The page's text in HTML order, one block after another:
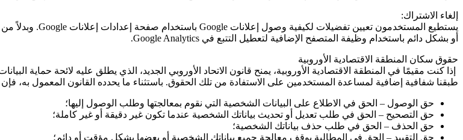
إلغاء الاشتراك:
يستطيع المستخدمون تعيين تفضيلات لكيفية وصول إعلانات Google باستخدام صفحة إعدادات إعلانات
Google. وبدلاً
أو بشكل دائم باستخدام وظيفة المتصفح الإضافية لتعطيل التتبع في Google Analytics
.
حقوق سكان المنطقة الاقتصادية الأوروبية
إذا كنت مقيمًا في المنطقة الاقتصادية الأوروبية، يمنح قانون الاتحاد الأوروبي الجديد، الذي يطلق عليه لائحة حماية
طبقنا شفافية إضافية لمساعدة المستخدمين على الاستفادة من تلك الحقوق. باستثناء ما يحدده القانون المعمول به،
حق الوصول – الحق في الاطلاع على البيانات الشخصية التي نقوم بمعالجتها وطلب الوصول إليها؛
حق التصحيح – الحق في طلب تعديل أو تحديث بياناتك الشخصية عندما تكون غير دقيقة أو غير كاملة؛
حق الحذف – الحق في طلب حذف بياناتك الشخصية؛
حق التقييد – الحق في المطالبة بوقف معالجة جميع بياناتك الشخصية أو بعضها بشكل مؤقت أو دائم؛